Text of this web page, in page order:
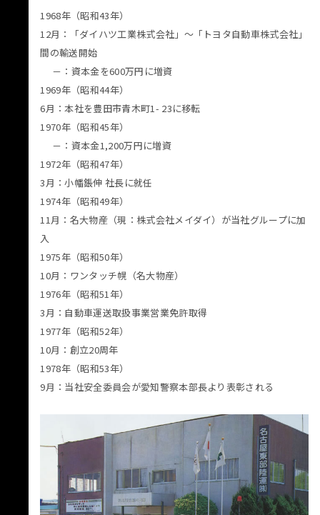
1968年（昭和43年）
12月：「ダイハツ工業株式会社」〜「トヨタ自動車株式会社」
間の輸送開始
－：資本金を600万円に増資
1969年（昭和44年）
6月：本社を豊田市青木町1- 23に移転
1970年（昭和45年）
－：資本金1,200万円に増資
1972年（昭和47年）
3月：小幡鋹伸 社長に就任
1974年（昭和49年）
11月：名大物産（現：株式会社メイダイ）が当社グループに加
入
1975年（昭和50年）
10月：ワンタッチ幌（名大物産）
1976年（昭和51年）
3月：自動車運送取扱事業営業免許取得
1977年（昭和52年）
10月：創立20周年
1978年（昭和53年）
9月：当社安全委員会が愛知警察本部長より表彰される